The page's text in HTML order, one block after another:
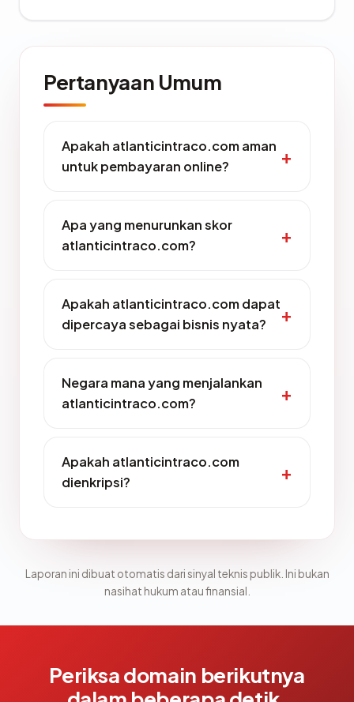
Pertanyaan Umum
Apakah atlanticintraco.com aman
untuk pembayaran online?
Apa yang menurunkan skor
atlanticintraco.com?
Apakah atlanticintraco.com dapat
dipercaya sebagai bisnis nyata?
Negara mana yang menjalankan
atlanticintraco.com?
Apakah atlanticintraco.com
dienkripsi?
Laporan ini dibuat otomatis dari sinyal teknis publik. Ini bukan
nasihat hukum atau finansial.
Periksa domain berikutnya